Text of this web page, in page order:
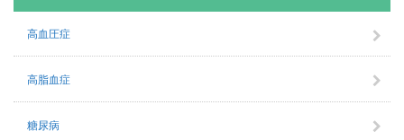
高血圧症
高脂血症
糖尿病